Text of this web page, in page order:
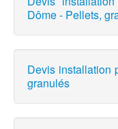
Dôme - Pellets,
Devis installation
granulés